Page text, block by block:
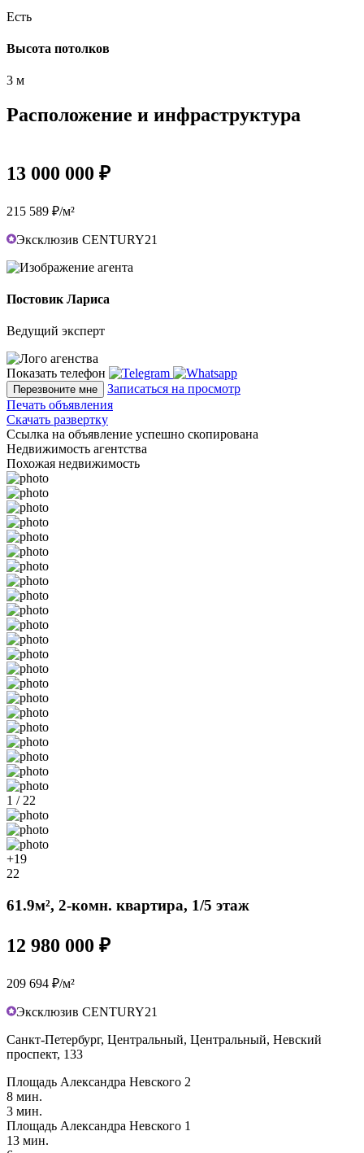
Есть
Высота потолков
3 м
Расположение и инфраструктура
13 000 000 ₽
215 589 ₽/м²
Эксклюзив CENTURY21
Постовик Лариса
Ведущий эксперт
Показать телефон
Перезвоните мне
Записаться на просмотр
Печать объявления
Скачать развертку
Ссылка на объявление успешно скопирована
Недвижимость агентства
Похожая недвижимость
1 / 22
+19
22
61.9м², 2-комн. квартира, 1/5 этаж
12 980 000 ₽
209 694 ₽/м²
Эксклюзив CENTURY21
Санкт-Петербург, Центральный, Центральный, Невский
проспект, 133
Площадь Александра Невского 2
8 мин.
3 мин.
Площадь Александра Невского 1
13 мин.